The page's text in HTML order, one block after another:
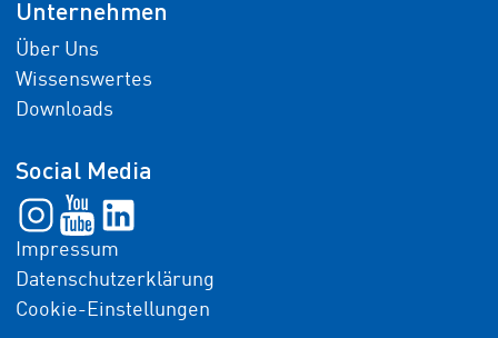
Unternehmen
Über Uns
Wissenswertes
Downloads
Social Media
Impressum
Datenschutzerklärung
Cookie-Einstellungen